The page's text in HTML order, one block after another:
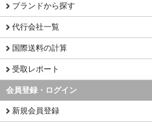
ブランドから探す
代行会社一覧
国際送料の計算
受取レポート
会員登録・ログイン
新規会員登録